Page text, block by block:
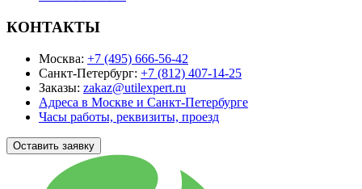
КОНТАКТЫ
Москва: +7 (495) 666-56-42
Санкт-Петербург: +7 (812) 407-14-25
Заказы: zakaz@utilexpert.ru
Адреса в Москве и Санкт-Петербурге
Часы работы, реквизиты, проезд
Оставить заявку